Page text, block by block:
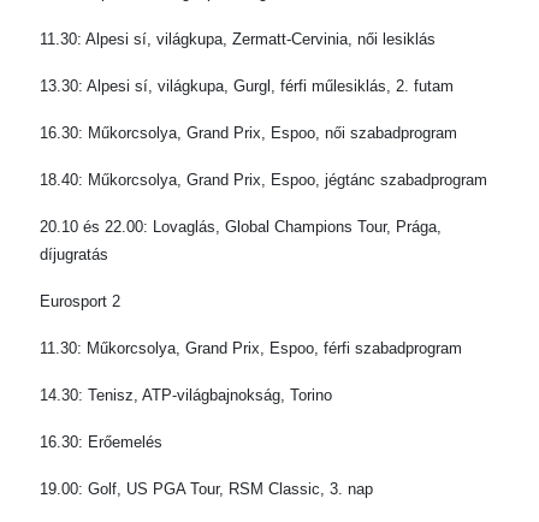
11.30: Alpesi sí, világkupa, Zermatt-Cervinia, női lesiklás
13.30: Alpesi sí, világkupa, Gurgl, férfi műlesiklás, 2. futam
16.30: Műkorcsolya, Grand Prix, Espoo, női szabadprogram
18.40: Műkorcsolya, Grand Prix, Espoo, jégtánc szabadprogram
20.10 és 22.00: Lovaglás, Global Champions Tour, Prága,
díjugratás
Eurosport 2
11.30: Műkorcsolya, Grand Prix, Espoo, férfi szabadprogram
14.30: Tenisz, ATP-világbajnokság, Torino
16.30: Erőemelés
19.00: Golf, US PGA Tour, RSM Classic, 3. nap